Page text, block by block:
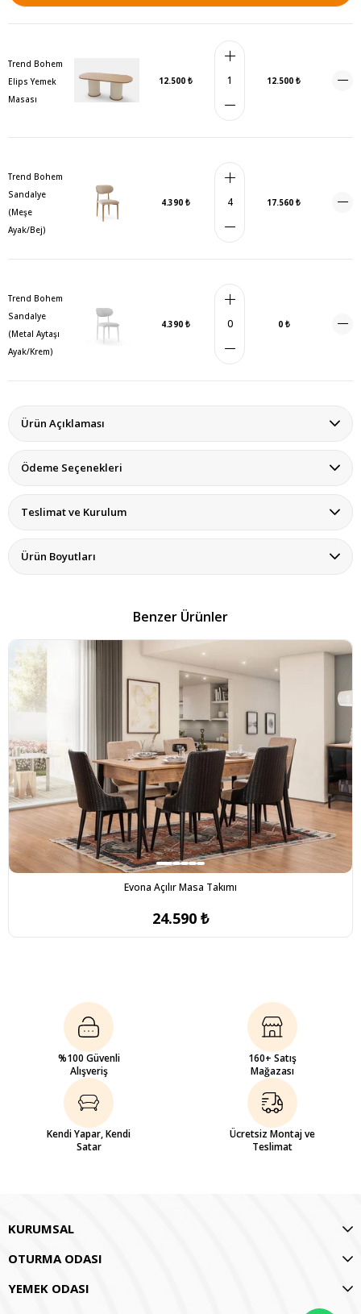
Trend Bohem
Elips Yemek
Masası
12.500 ₺ 12.500 ₺
Trend Bohem
Sandalye
(Meşe
Ayak/Bej)
4.390 ₺ 17.560 ₺
Trend Bohem
Sandalye
(Metal Aytaşı
Ayak/Krem)
4.390 ₺ 0 ₺
Ürün Açıklaması
Ödeme Seçenekleri
Teslimat ve Kurulum
Ürün Boyutları
Benzer Ürünler
Evona Açılır Masa Takımı
24.590 ₺
%100 Güvenli
Alışveriş
160+ Satış
Mağazası
Kendi Yapar, Kendi
Satar
Ücretsiz Montaj ve
Teslimat
KURUMSAL
OTURMA ODASI
YEMEK ODASI